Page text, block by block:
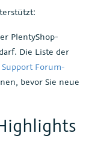
PlentyShop-
Die Liste der
Support Forum-
bevor Sie neue